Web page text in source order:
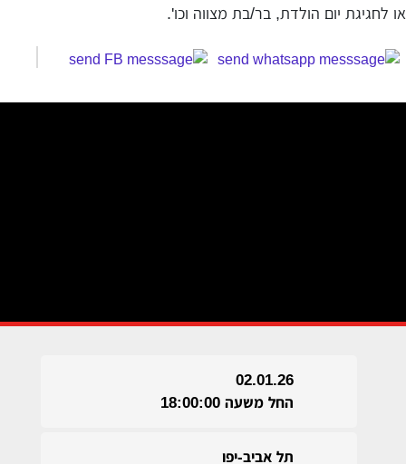
או לחגיגת יום הולדת, בר/בת מצווה וכו'.
02.01.26
החל משעה 18:00:00
תל אביב-יפו